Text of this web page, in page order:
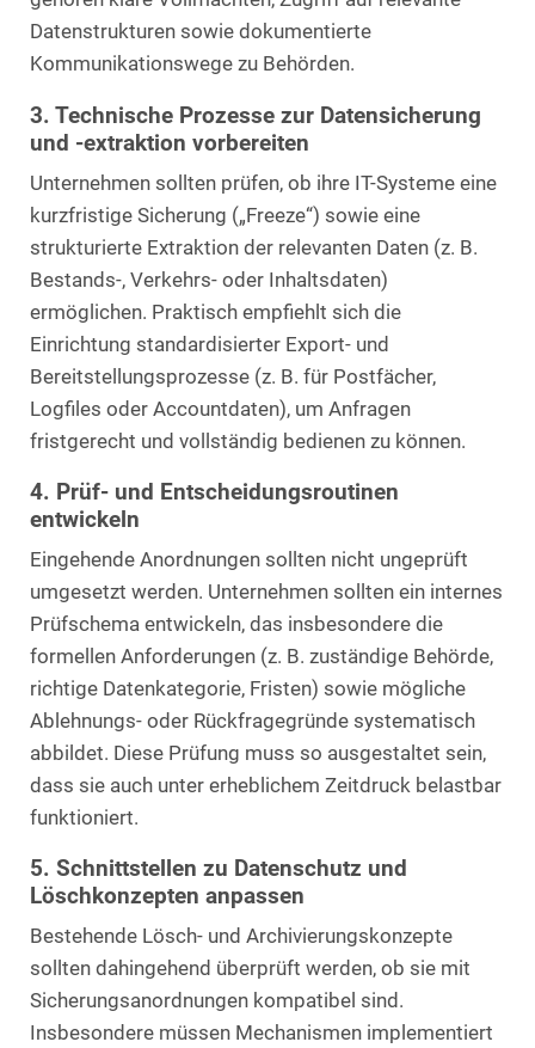
Datenstrukturen sowie dokumentierte
Kommunikationswege zu Behörden.
3. Technische Prozesse zur Datensicherung
und -extraktion vorbereiten
Unternehmen sollten prüfen, ob ihre IT-Systeme eine
kurzfristige Sicherung („Freeze“) sowie eine
strukturierte Extraktion der relevanten Daten (z. B.
Bestands-, Verkehrs- oder Inhaltsdaten)
ermöglichen. Praktisch empfiehlt sich die
Einrichtung standardisierter Export- und
Bereitstellungsprozesse (z. B. für Postfächer,
Logfiles oder Accountdaten), um Anfragen
fristgerecht und vollständig bedienen zu können.
4. Prüf- und Entscheidungsroutinen
entwickeln
Eingehende Anordnungen sollten nicht ungeprüft
umgesetzt werden. Unternehmen sollten ein internes
Prüfschema entwickeln, das insbesondere die
formellen Anforderungen (z. B. zuständige Behörde,
richtige Datenkategorie, Fristen) sowie mögliche
Ablehnungs- oder Rückfragegründe systematisch
abbildet. Diese Prüfung muss so ausgestaltet sein,
dass sie auch unter erheblichem Zeitdruck belastbar
funktioniert.
5. Schnittstellen zu Datenschutz und
Löschkonzepten anpassen
Bestehende Lösch- und Archivierungskonzepte
sollten dahingehend überprüft werden, ob sie mit
Sicherungsanordnungen kompatibel sind.
Insbesondere müssen Mechanismen implementiert